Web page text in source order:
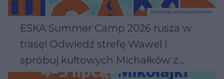
ESKA Summer Camp 2026 rusza w
trasę! Odwiedź strefę Wawel i
spróbuj kultowych Michałków z
Wawelu
MATERIAŁ SPONSOROWANY